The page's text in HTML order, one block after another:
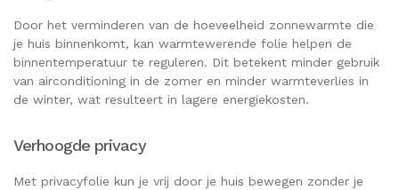
Door het verminderen van de hoeveelheid zonnewarmte die
je huis binnenkomt, kan warmtewerende folie helpen de
binnentemperatuur te reguleren. Dit betekent minder gebruik
van airconditioning in de zomer en minder warmteverlies in
de winter, wat resulteert in lagere energiekosten.
Verhoogde privacy
Met privacyfolie kun je vrij door je huis bewegen zonder je